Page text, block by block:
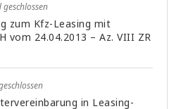
zum Kfz-Leasing mit
vom 24.04.2013 – Az. VIII ZR
in Leasing-